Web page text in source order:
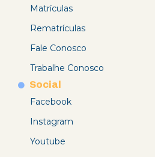
Matrículas
Rematrículas
Fale Conosco
Trabalhe Conosco
Social
Facebook
Instagram
Youtube